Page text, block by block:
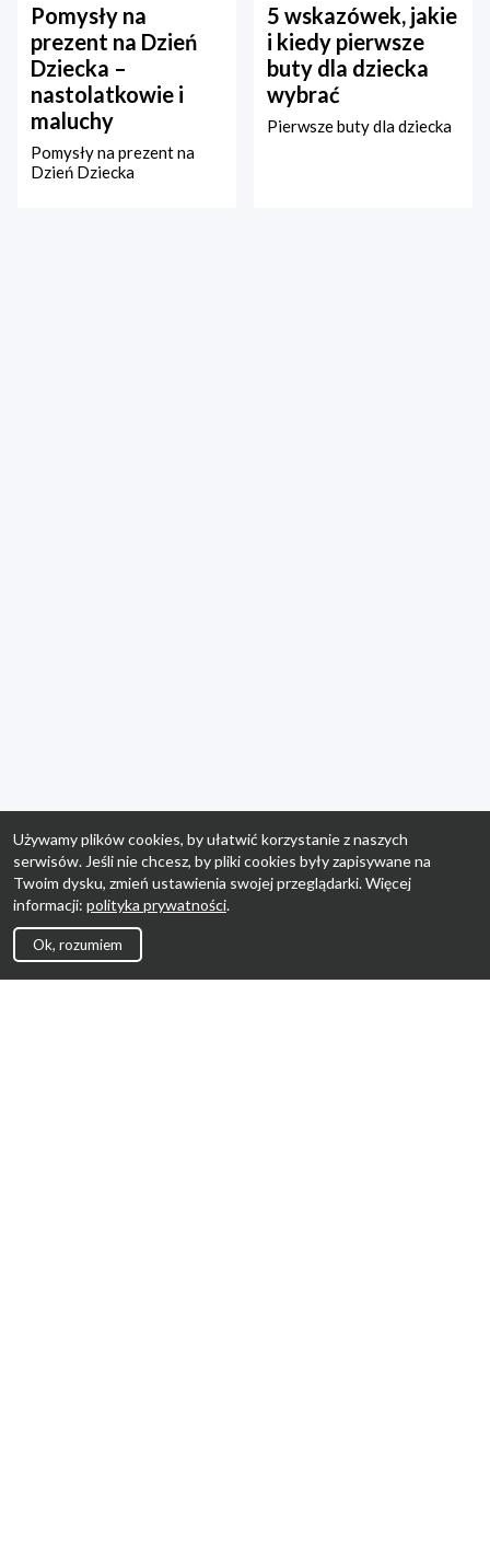
Pomysły na
prezent na Dzień
Dziecka –
nastolatkowie i
maluchy
Pomysły na prezent na
Dzień Dziecka
5 wskazówek, jakie
i kiedy pierwsze
buty dla dziecka
wybrać
Pierwsze buty dla dziecka
Używamy plików cookies, by ułatwić korzystanie z naszych
serwisów. Jeśli nie chcesz, by pliki cookies były zapisywane na
Twoim dysku, zmień ustawienia swojej przeglądarki. Więcej
informacji: polityka prywatności.
Ok, rozumiem